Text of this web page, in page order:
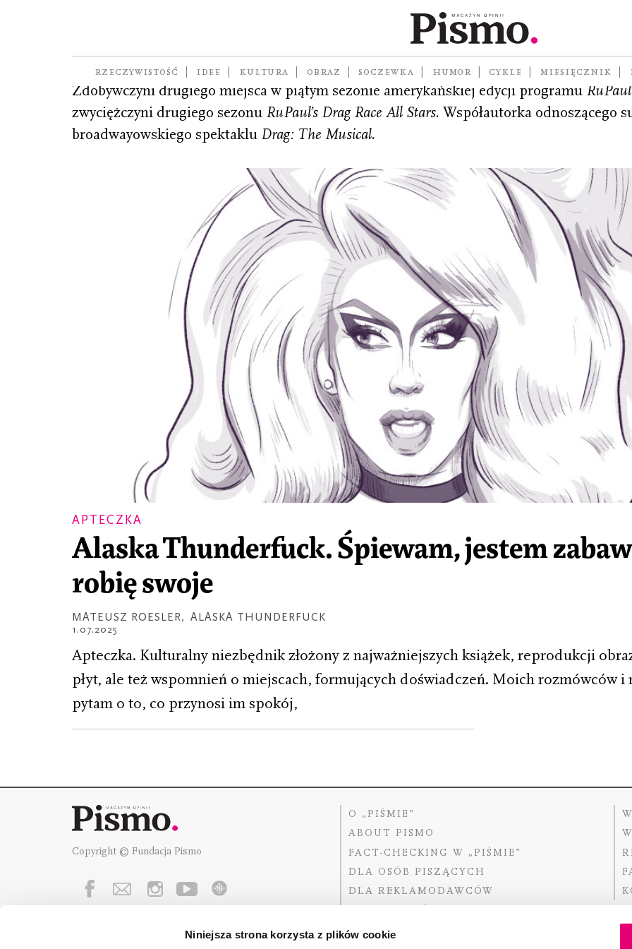
Niniejsza strona korzysta z plików cookie
RZECZYWISTOŚĆ IDEE KULTURA OBRAZ SOCZEWKA HUMOR CYKLE MIESIĘCZNIK
(ur. 1985), właściwie Justin Andrew Honard, amerykańskadrag queen, performerka i
Zdobywczyni drugiego miejsca w piątym sezonie amerykańskiej edycji programu
zwyciężczyni drugiego sezonu RuPaul’s Drag Race All Stars. Współautorka odnoszącego
broadwayowskiego spektaklu Drag: The Musical.
APTECZKA
Alaska Thunderfuck. Śpiewam, jestem
robię swoje
MATEUSZ ROESLER, ALASKA THUNDERFUCK
1.07.2025
Apteczka. Kulturalny niezbędnik złożony z najważniejszych książek, reprodukcji
płyt, ale też wspomnień o miejscach, formujących doświadczeń. Moich rozmówców i
pytam o to, co przynosi im spokój,
Copyright © Fundacja Pismo
O „PIŚMIE”
ABOUT PISMO
FACT-CHECKING W „PIŚMIE”
DLA OSÓB PISZĄCYCH
DLA REKLAMODAWCÓW